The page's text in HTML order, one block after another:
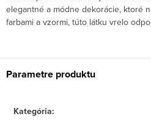
elegantné a módne dekorácie, ktoré
farbami a vzormi, túto látku vrelo
Parametre produktu
Kategória: